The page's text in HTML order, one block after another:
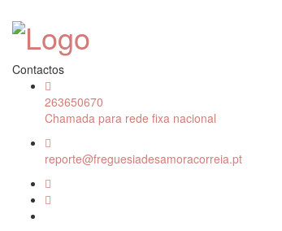
Contactos
263650670
Chamada para rede fixa nacional
reporte@freguesiadesamoracorreia.pt